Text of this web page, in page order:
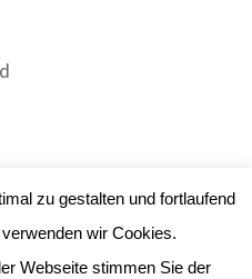
zu gestalten und fortlaufend
wir Cookies.
Webseite stimmen Sie der